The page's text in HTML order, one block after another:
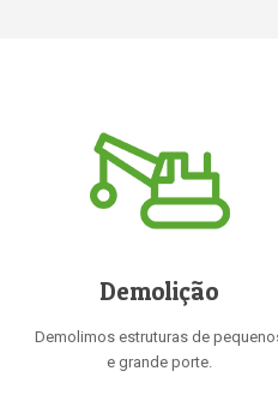
Demolição
Demolimos estruturas de
e grande porte.